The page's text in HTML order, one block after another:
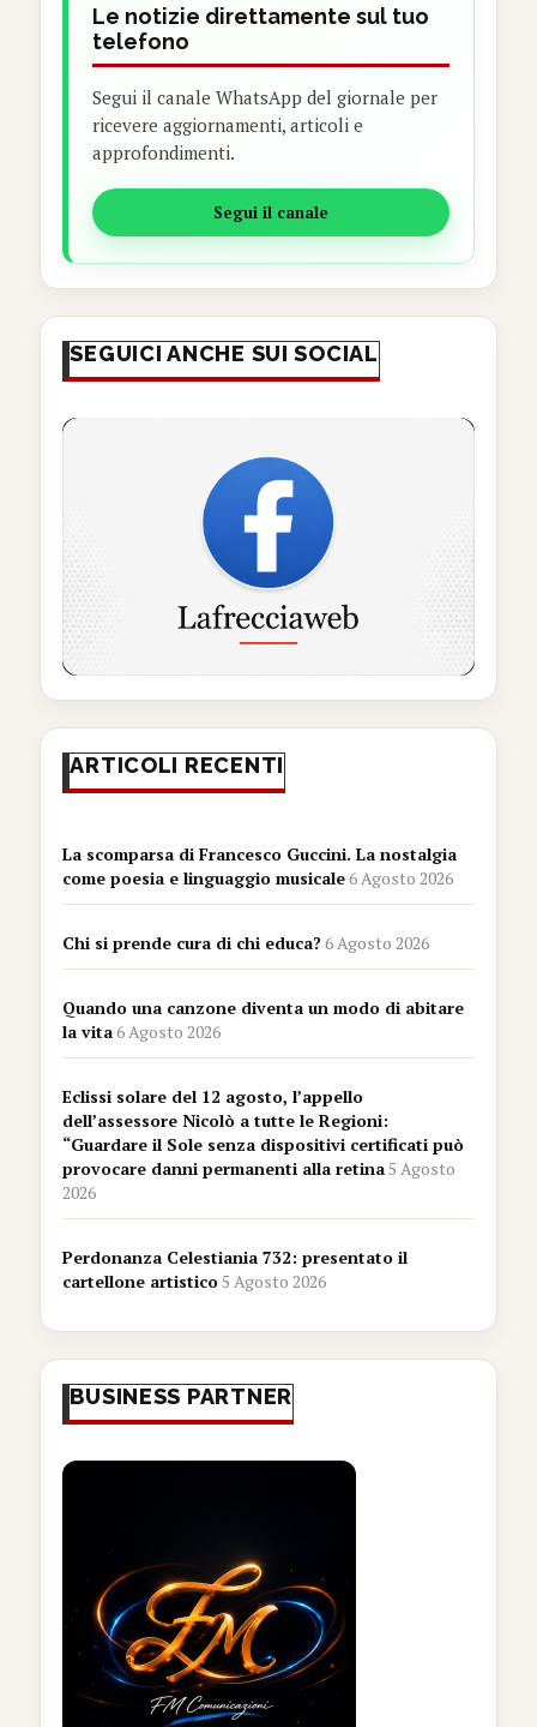
Le notizie direttamente sul tuo
telefono
Segui il canale WhatsApp del giornale per
ricevere aggiornamenti, articoli e
approfondimenti.
Segui il canale
SEGUICI ANCHE SUI SOCIAL
ARTICOLI RECENTI
La scomparsa di Francesco Guccini. La nostalgia
come poesia e linguaggio musicale6 Agosto 2026
Chi si prende cura di chi educa?6 Agosto 2026
Quando una canzone diventa un modo di abitare
la vita6 Agosto 2026
Eclissi solare del 12 agosto, l’appello
dell’assessore Nicolò a tutte le Regioni:
“Guardare il Sole senza dispositivi certificati può
provocare danni permanenti alla retina5 Agosto
2026
Perdonanza Celestiania 732: presentato il
cartellone artistico5 Agosto 2026
BUSINESS PARTNER